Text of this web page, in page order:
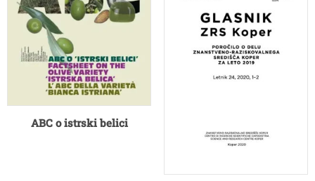
ABC o istrski belici